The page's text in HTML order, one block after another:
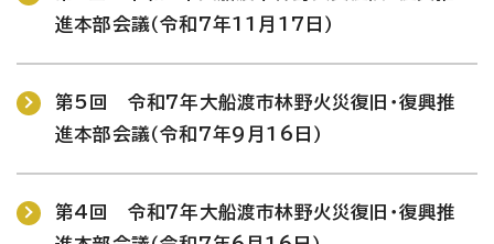
進本部会議（令和7年11月17日）
第5回 令和7年大船渡市林野火災復旧・復興推
進本部会議（令和7年9月16日）
第4回 令和7年大船渡市林野火災復旧・復興推